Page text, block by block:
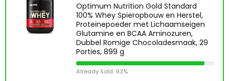
Optimum Nutrition Gold Standard
100% Whey Spieropbouw en Herstel,
Proteïnepoeder met Lichaamseigen
Glutamine en BCAA Aminozuren,
Dubbel Romige Chocoladesmaak, 29
Porties, 899 g
Already Sold: 93%